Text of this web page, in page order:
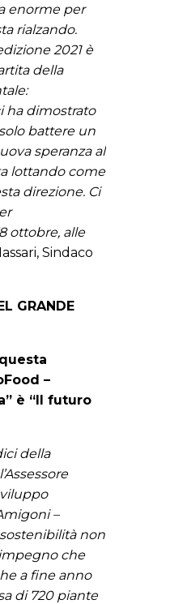
enorme per
rialzando.
2021 è
della
ha dimostrato
battere un
speranza al
lottando come
direzione. Ci
ottobre, alle
Sindaco
GRANDE
–
è “Il futuro
della
–
non
che
a fine anno
di 720 piante